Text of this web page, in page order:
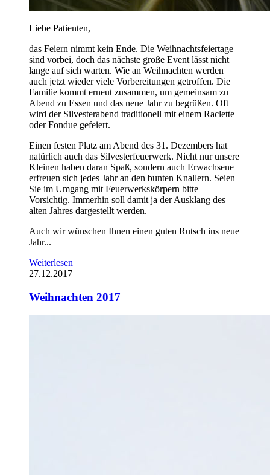
Liebe Patienten,
das Feiern nimmt kein Ende. Die Weihnachtsfeiertage
sind vorbei, doch das nächste große Event lässt nicht
lange auf sich warten. Wie an Weihnachten werden
auch jetzt wieder viele Vorbereitungen getroffen. Die
Familie kommt erneut zusammen, um gemeinsam zu
Abend zu Essen und das neue Jahr zu begrüßen. Oft
wird der Silvesterabend traditionell mit einem Raclette
oder Fondue gefeiert.
Einen festen Platz am Abend des 31. Dezembers hat
natürlich auch das Silvesterfeuerwerk. Nicht nur unsere
Kleinen haben daran Spaß, sondern auch Erwachsene
erfreuen sich jedes Jahr an den bunten Knallern. Seien
Sie im Umgang mit Feuerwerkskörpern bitte
Vorsichtig. Immerhin soll damit ja der Ausklang des
alten Jahres dargestellt werden.
Auch wir wünschen Ihnen einen guten Rutsch ins neue
Jahr...
Weiterlesen
27.12.2017
Weihnachten 2017